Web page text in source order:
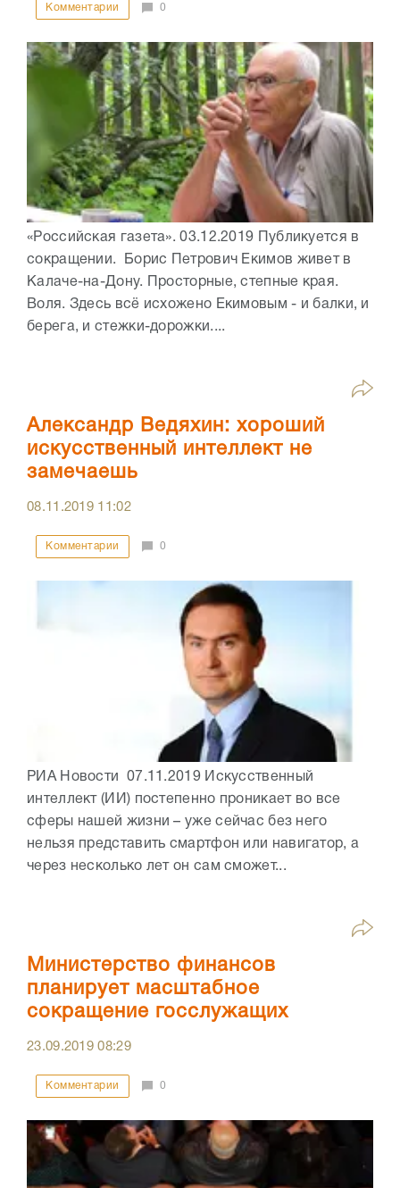
Комментарии 0
«Российская газета». 03.12.2019 Публикуется в
сокращении. Борис Петрович Екимов живет в
Калаче-на-Дону. Просторные, степные края.
Воля. Здесь всё исхожено Екимовым - и балки, и
берега, и стежки-дорожки....
Александр Ведяхин: хороший
искусственный интеллект не
замечаешь
08.11.2019 11:02
Комментарии 0
РИА Новости 07.11.2019 Искусственный
интеллект (ИИ) постепенно проникает во все
сферы нашей жизни – уже сейчас без него
нельзя представить смартфон или навигатор, а
через несколько лет он сам сможет...
Министерство финансов
планирует масштабное
сокращение госслужащих
23.09.201908:29
Комментарии 0